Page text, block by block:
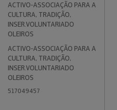
ACTIVO-ASSOCIAÇÃO PARA A
CULTURA, TRADIÇÃO,
INSER.VOLUNTARIADO
OLEIROS
ACTIVO-ASSOCIAÇÃO PARA A
CULTURA, TRADIÇÃO,
INSER.VOLUNTARIADO
OLEIROS
517049457